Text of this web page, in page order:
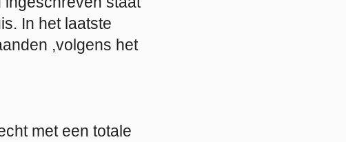
In het laatste
,volgens het
met een totale